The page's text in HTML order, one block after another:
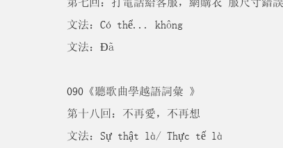
文法：Có thể... không
文法：Đã
090《聽歌曲學越語詞彙 》
第十八回：不再愛，不再想
文法：Sự thật là/ Thực tế là